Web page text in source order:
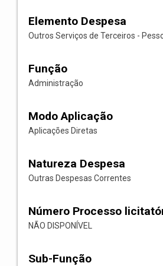
Elemento Despesa
Outros Serviços de Terceiros -
Função
Administração
Modo Aplicação
Aplicações Diretas
Natureza Despesa
Outras Despesas Correntes
Número Processo
NÃO DISPONÍVEL
Sub-Função